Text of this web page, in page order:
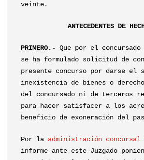
veinte.
ANTECEDENTES DE
PRIMERO.- Que por el concursado
se ha formulado solicitud de
presente concurso por darse el
inexistencia de bienes o
del concursado ni de terceros
para hacer satisfacer a los
beneficio de exoneración del
Por la administración concursal
informe ante este Juzgado